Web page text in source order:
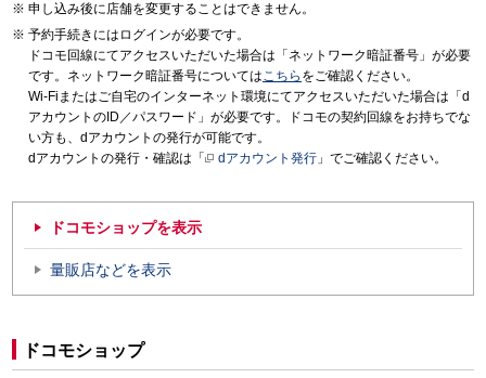
申し込み後に店舗を変更することはできません。
予約手続きにはログインが必要です。
ドコモ回線にてアクセスいただいた場合は「ネットワーク暗証番号」が必要
です。ネットワーク暗証番号についてはこちら をご確認ください。
Wi-Fiまたはご自宅のインターネット環境にてアクセスいただいた場合は「d
アカウントのID／パスワード」が必要です。ドコモの契約回線をお持ちでな
い方も、dアカウントの発行が可能です。
dアカウントの発行・確認は「
dアカウント発行 」でご確認ください。
ドコモショップを表示
量販店などを表示
ドコモショップ